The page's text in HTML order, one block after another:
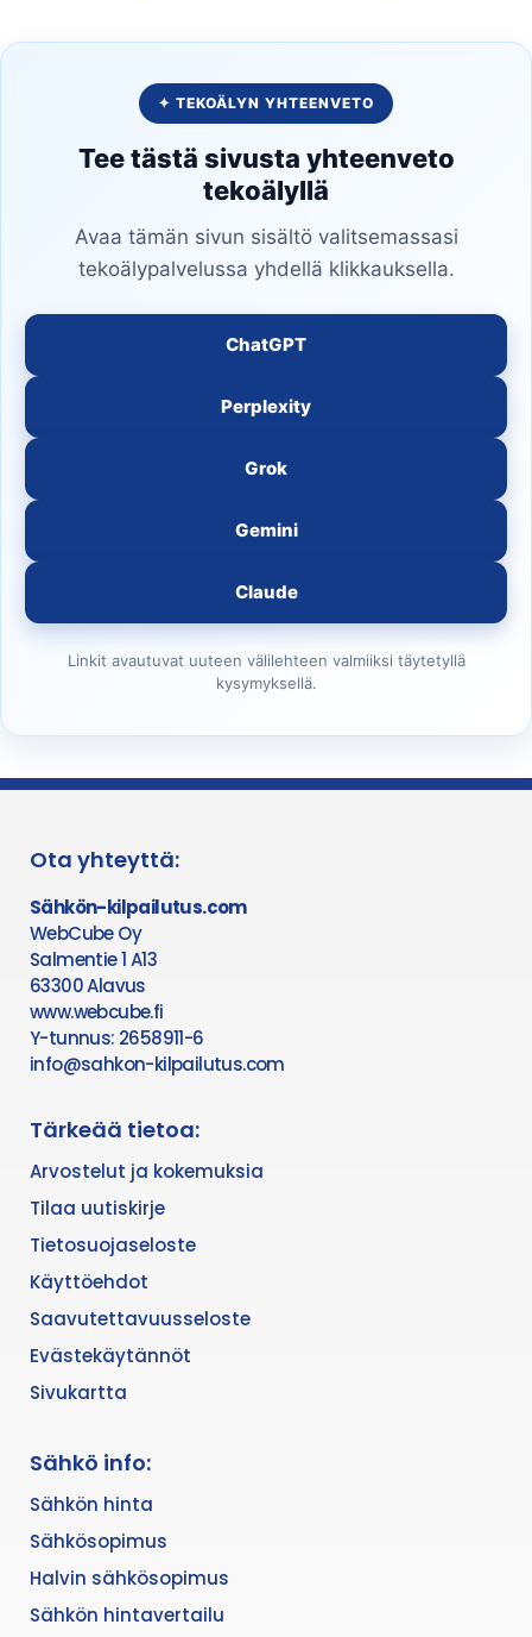
✦ TEKOÄLYN YHTEENVETO
Tee tästä sivusta yhteenveto
tekoälyllä
Avaa tämän sivun sisältö valitsemassasi
tekoälypalvelussa yhdellä klikkauksella.
ChatGPT
Perplexity
Grok
Gemini
Claude
Linkit avautuvat uuteen välilehteen valmiiksi täytetyllä
kysymyksellä.
Ota yhteyttä:
Sähkön-kilpailutus.com
WebCube Oy
Salmentie 1 A13
63300 Alavus
www.webcube.fi
Y-tunnus: 2658911-6
info@sahkon-kilpailutus.com
Tärkeää tietoa:
Arvostelut ja kokemuksia
Tilaa uutiskirje
Tietosuojaseloste
Käyttöehdot
Saavutettavuusseloste
Evästekäytännöt
Sivukartta
Sähkö info:
Sähkön hinta
Sähkösopimus
Halvin sähkösopimus
Sähkön hintavertailu